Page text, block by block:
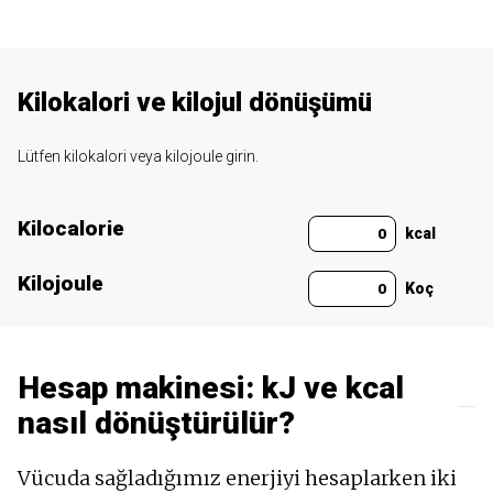
Kilokalori ve kilojul dönüşümü
Lütfen kilokalori veya kilojoule girin.
Kilocalorie kcal
Kilojoule Koç
Hesap makinesi: kJ ve kcal
nasıl dönüştürülür?
Vücuda sağladığımız enerjiyi hesaplarken iki